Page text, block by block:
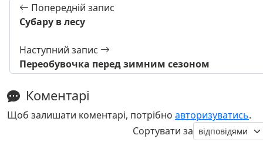
Попередній запис
Субару в лесу
Наступний запис
Переобувочка перед зимним сезоном
Коментарі
Щоб залишати коментарі, потрібно авторизуватись.
Сортувати за